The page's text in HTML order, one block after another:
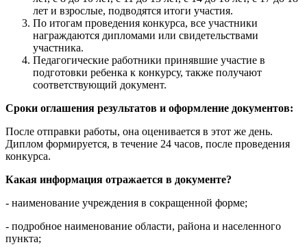
лет и взрослые, подводятся итоги участия.
По итогам проведения конкурса, все участники
награждаются дипломами или свидетельствами
участника.
Педагогические работники принявшие участие в
подготовки ребенка к конкурсу, также получают
соответствующий документ.
Сроки оглашения результатов и оформление документов:
После отправки работы, она оценивается в этот же день.
Диплом формируется, в течение 24 часов, после проведения
конкурса.
Какая информация отражается в документе?
- наименование учреждения в сокращенной форме;
- подробное наименование области, района и населенного
пункта;